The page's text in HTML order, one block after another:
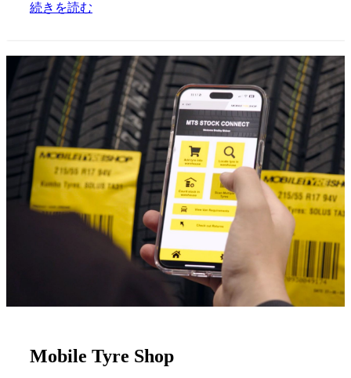
続きを読む
Mobile Tyre Shop